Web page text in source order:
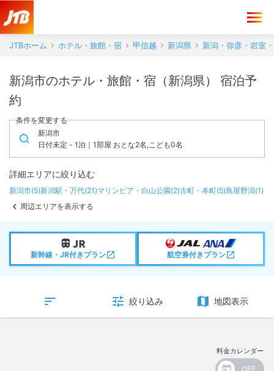
JTBホーム ホテル・旅館・宿 甲信越 新潟県 新潟・弥彦・岩室
新潟市のホテル・旅館・宿（新潟県） 宿泊予
約
条件を変更する
新潟市
日付未定 - 1泊｜1部屋 おとな2名,こども0名
詳細エリアに絞り込む
新潟市(5)新潟駅・万代(21)マリンピア・白山公園(2)古町・本町(5)鳥屋野潟(1)
周辺エリアを表示する
新幹線・JR付きプラン 航空券付きプラン
絞り込み 地図表示
料金カレンダー